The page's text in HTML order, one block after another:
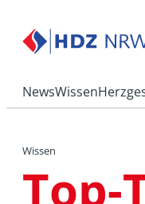
NewsWissen
Wissen
Top-